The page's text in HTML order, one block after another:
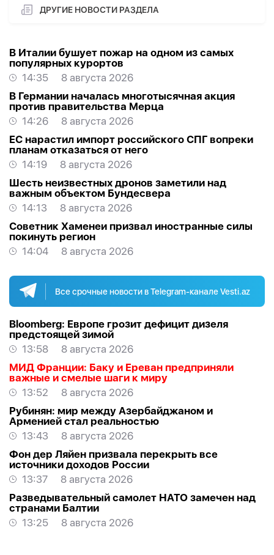
ДРУГИЕ НОВОСТИ РАЗДЕЛА
В Италии бушует пожар на одном из самых
популярных курортов
14:35
8 августа 2026
В Германии началась многотысячная акция
против правительства Мерца
14:26
8 августа 2026
ЕС нарастил импорт российского СПГ вопреки
планам отказаться от него
14:19
8 августа 2026
Шесть неизвестных дронов заметили над
важным объектом Бундесвера
14:13
8 августа 2026
Советник Хаменеи призвал иностранные силы
покинуть регион
14:04
8 августа 2026
Все срочные новости в Telegram-канале Vesti.az
Bloomberg: Европе грозит дефицит дизеля
предстоящей зимой
13:58
8 августа 2026
МИД Франции: Баку и Ереван предприняли
важные и смелые шаги к миру
13:52
8 августа 2026
Рубинян: мир между Азербайджаном и
Арменией стал реальностью
13:43
8 августа 2026
Фон дер Ляйен призвала перекрыть все
источники доходов России
13:37
8 августа 2026
Разведывательный самолет НАТО замечен над
странами Балтии
13:25
8 августа 2026